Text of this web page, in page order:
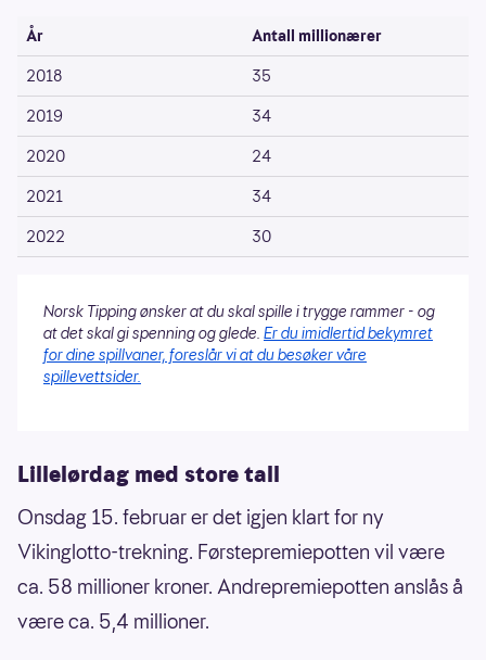
År
Antall millionærer
2018
35
2019
34
2020
24
2021
34
2022
30
Norsk Tipping ønsker at du skal spille i trygge rammer - og
at det skal gi spenning og glede. Er du imidlertid bekymret
for dine spillvaner, foreslår vi at du besøker våre
spillevettsider.
Lillelørdag med store tall
Onsdag 15. februar er det igjen klart for ny
Vikinglotto-trekning. Førstepremiepotten vil være
ca. 58 millioner kroner. Andrepremiepotten anslås å
være ca. 5,4 millioner.